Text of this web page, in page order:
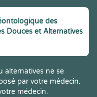
des
Douces et Alternatives
alternatives ne se
par votre médecin.
médecin.